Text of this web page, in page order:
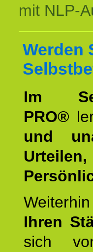
mit NLP-
Werden
Im
PRO®
und
Ihren
sich